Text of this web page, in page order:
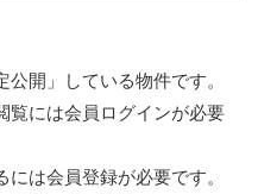
開」している物件です。
覧には会員ログインが必要
は会員登録が必要です。